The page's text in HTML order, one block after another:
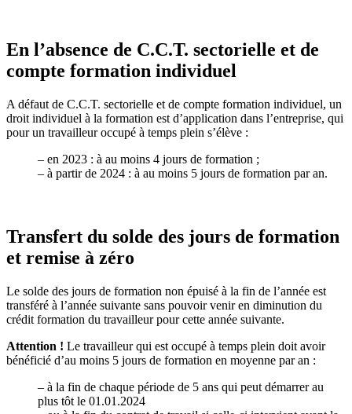
En l’absence de C.C.T. sectorielle et de
compte formation individuel
A défaut de C.C.T. sectorielle et de compte formation individuel, un
droit individuel à la formation est d’application dans l’entreprise, qui
pour un travailleur occupé à temps plein s’élève :
– en 2023 : à au moins 4 jours de formation ;
– à partir de 2024 : à au moins 5 jours de formation par an.
Transfert du solde des jours de formation
et remise à zéro
Le solde des jours de formation non épuisé à la fin de l’année est
transféré à l’année suivante sans pouvoir venir en diminution du
crédit formation du travailleur pour cette année suivante.
Attention ! Le travailleur qui est occupé à temps plein doit avoir
bénéficié d’au moins 5 jours de formation en moyenne par an :
– à la fin de chaque période de 5 ans qui peut démarrer au
plus tôt le 01.01.2024